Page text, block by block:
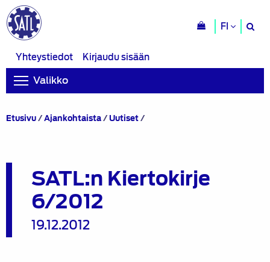
FI
Yhteystiedot
Kirjaudu sisään
Valikko
Etusivu/Ajankohtaista/Uutiset/SATL:n
SATL:n Kiertokirje
6/2012
19.12.2012